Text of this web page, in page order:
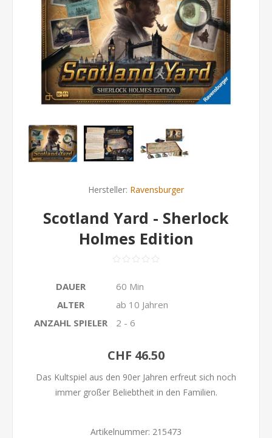
Hersteller: Ravensburger
Scotland Yard - Sherlock
Holmes Edition
DAUER
60 Min
ALTER
ab 10 Jahren
ANZAHL SPIELER
2 - 6
CHF 46.50
Das Kultspiel aus den 90er Jahren erfreut sich noch
immer großer Beliebtheit in den Familien.
Artikelnummer: 215473